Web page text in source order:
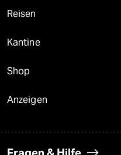
Reisen
Kantine
Shop
Anzeigen